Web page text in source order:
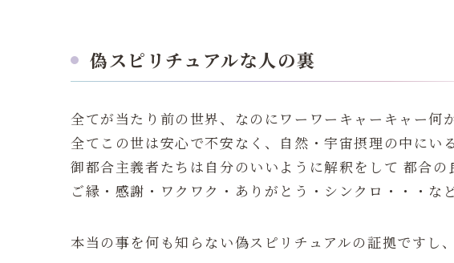
偽スピリチュアルな人の裏
全てが当たり前の世界、なのにワーワーキャーキャー何
全てこの世は安心で不安なく、自然・宇宙摂理の中にい
御都合主義者たちは自分のいいように解釈をして 都合
ご縁・感謝・ワクワク・ありがとう・シンクロ・・・な
本当の事を何も知らない偽スピリチュアルの証拠ですし